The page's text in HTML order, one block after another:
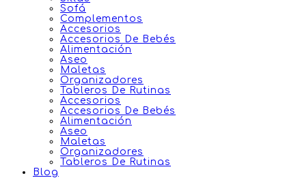
Sofá
Complementos
Accesorios
Accesorios De Bebés
Alimentación
Aseo
Maletas
Organizadores
Tableros De Rutinas
Accesorios
Accesorios De Bebés
Alimentación
Aseo
Maletas
Organizadores
Tableros De Rutinas
Blog